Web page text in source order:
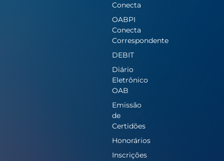
Conecta
OABPI
Conecta
Correspondente
DEBIT
Diário
Eletrônico
OAB
Emissão
de
Certidões
Honorários
Inscrições